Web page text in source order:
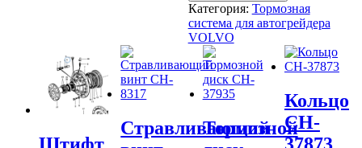
Категория: Тормозная
система для автогрейдера
VOLVO
Стравливающий
Тормозной
Кольцо
CH-
37873